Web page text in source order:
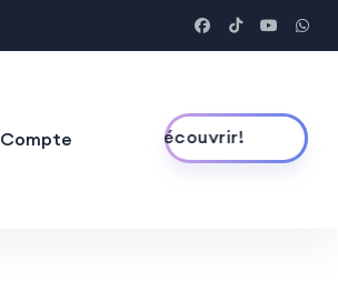
Compte Découvrir!